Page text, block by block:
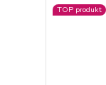
TOP produkt